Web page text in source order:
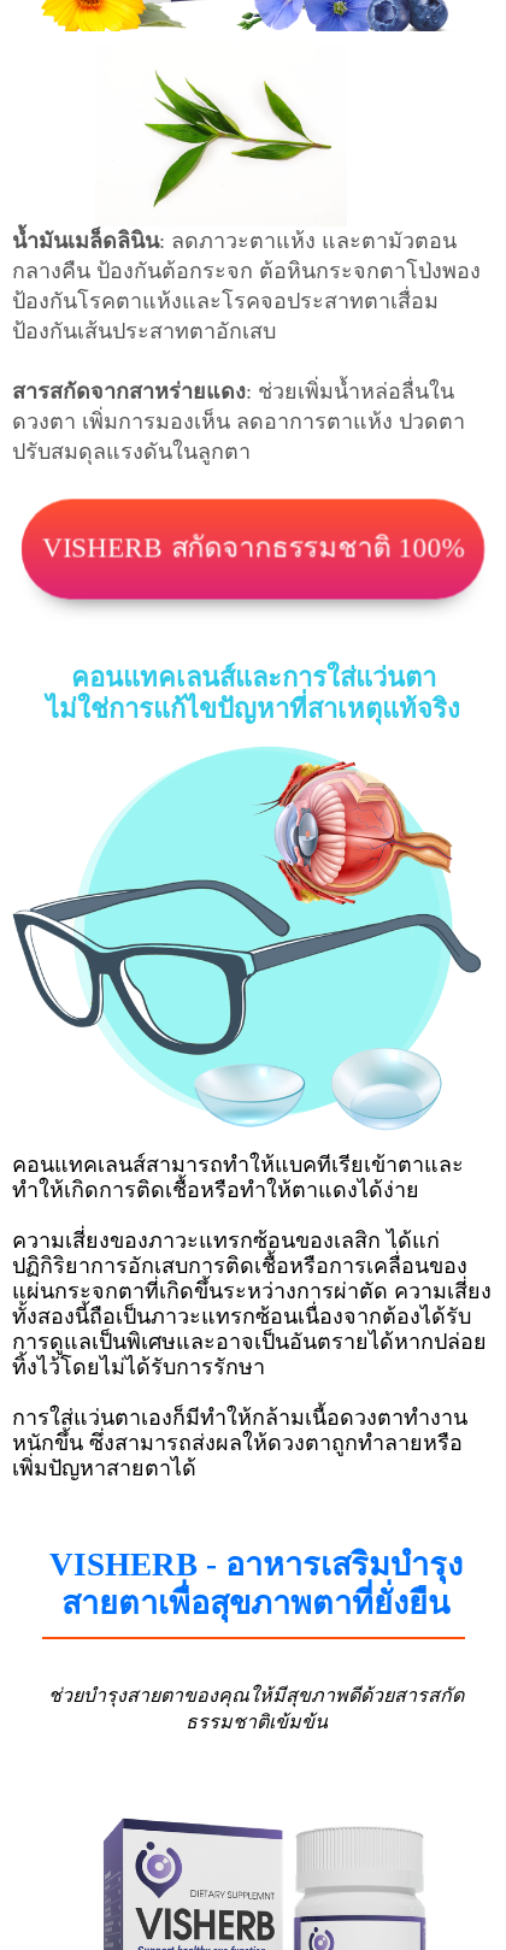
น้ำมันเมล็ดลินิน: ลดภาวะตาแห้ง และตามัวตอน
กลางคืน ป้องกันต้อกระจก ต้อหินกระจกตาโป่งพอง
ป้องกันโรคตาแห้งและโรคจอประสาทตาเสื่อม
ป้องกันเส้นประสาทตาอักเสบ
สารสกัดจากสาหร่ายแดง: ช่วยเพิ่มน้ำหล่อลื่นใน
ดวงตา เพิ่มการมองเห็น ลดอาการตาแห้ง ปวดตา
ปรับสมดุลแรงดันในลูกตา
VISHERB สกัดจากธรรมชาติ 100%
คอนแทคเลนส์และการใส่แว่นตา
ไม่ใช่การแก้ไขปัญหาที่สาเหตุแท้จริง
คอนแทคเลนส์สามารถทำให้แบคทีเรียเข้าตาและ
ทำให้เกิดการติดเชื้อหรือทำให้ตาแดงได้ง่าย
ความเสี่ยงของภาวะแทรกซ้อนของเลสิก ได้แก่
ปฏิกิริยาการอักเสบการติดเชื้อหรือการเคลื่อนของ
แผ่นกระจกตาที่เกิดขึ้นระหว่างการผ่าตัด ความเสี่ยง
ทั้งสองนี้ถือเป็นภาวะแทรกซ้อนเนื่องจากต้องได้รับ
การดูแลเป็นพิเศษและอาจเป็นอันตรายได้หากปล่อย
ทิ้งไว้โดยไม่ได้รับการรักษา
การใส่แว่นตาเองก็มีทำให้กล้ามเนื้อดวงตาทำงาน
หนักขึ้น ซึ่งสามารถส่งผลให้ดวงตาถูกทำลายหรือ
เพิ่มปัญหาสายตาได้
VISHERB - อาหารเสริมบำรุง
สายตาเพื่อสุขภาพตาที่ยั่งยืน
ช่วยบำรุงสายตาของคุณให้มีสุขภาพดีด้วยสารสกัด
ธรรมชาติเข้มข้น